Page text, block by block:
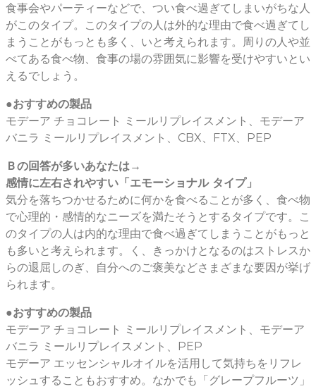
食事会やパーティーなどで、つい食べ過ぎてしまいがちな人
がこのタイプ。このタイプの人は外的な理由で食べ過ぎてし
まうことがもっとも多く、いと考えられます。周りの人や並
べてある食べ物、食事の場の雰囲気に影響を受けやすいとい
えるでしょう。
●おすすめの製品
モデーア チョコレート ミールリプレイスメント、モデーア
バニラ ミールリプレイスメント、CBX、FTX、PEP
Ｂの回答が多いあなたは→
感情に左右されやすい「エモーショナル タイプ」
気分を落ちつかせるために何かを食べることが多く、食べ物
で心理的・感情的なニーズを満たそうとするタイプです。こ
のタイプの人は内的な理由で食べ過ぎてしまうことがもっと
も多いと考えられます。く、きっかけとなるのはストレスか
らの退屈しのぎ、自分へのご褒美などさまざまな要因が挙げ
られます。
●おすすめの製品
モデーア チョコレート ミールリプレイスメント、モデーア
バニラ ミールリプレイスメント、PEP
モデーア エッセンシャルオイルを活用して気持ちをリフレ
ッシュすることもおすすめ。なかでも「グレープフルーツ」